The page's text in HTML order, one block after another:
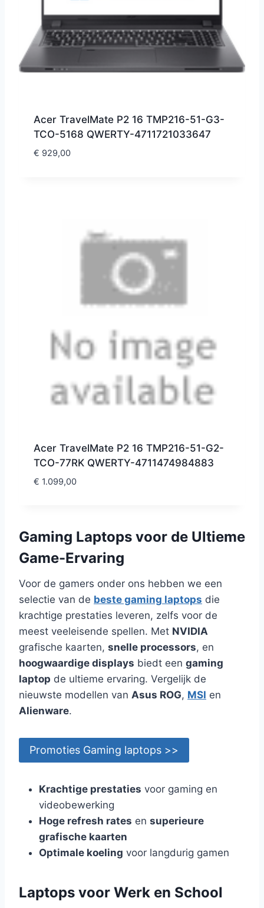
Acer TravelMate P2 16 TMP216-51-G3-
TCO-5168 QWERTY-4711721033647
€ 929,00
Acer TravelMate P2 16 TMP216-51-G2-
TCO-77RK QWERTY-4711474984883
€ 1.099,00
Gaming Laptops voor de Ultieme
Game-Ervaring
Voor de gamers onder ons hebben we een
selectie van de beste gaming laptops die
krachtige prestaties leveren, zelfs voor de
meest veeleisende spellen. Met NVIDIA
grafische kaarten, snelle processors, en
hoogwaardige displays biedt een gaming
laptop de ultieme ervaring. Vergelijk de
nieuwste modellen van Asus ROG, MSI en
Alienware.
Promoties Gaming laptops >>
Krachtige prestaties voor gaming en
videobewerking
Hoge refresh rates en superieure
grafische kaarten
Optimale koeling voor langdurig gamen
Laptops voor Werk en School